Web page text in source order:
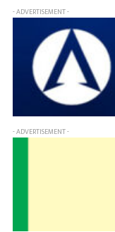
- ADVERTISEMENT -
- ADVERTISEMENT -